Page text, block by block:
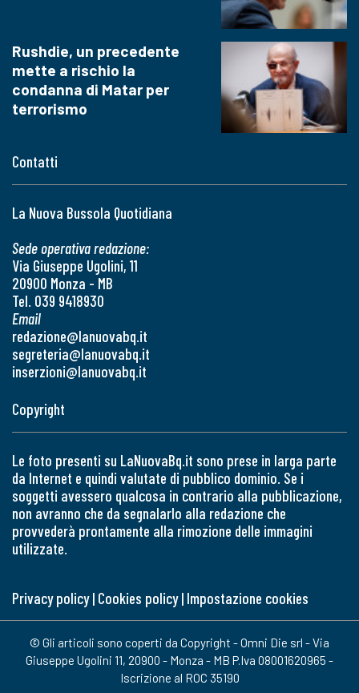
Contatti
La Nuova Bussola Quotidiana
Sede operativa redazione:
Via Giuseppe Ugolini, 11
20900 Monza - MB
Tel. 039 9418930
Email
redazione@lanuovabq.it
segreteria@lanuovabq.it
inserzioni@lanuovabq.it
Rushdie, un precedente
mette a rischio la
condanna di Matar per
terrorismo
Copyright
Le foto presenti su LaNuovaBq.it sono prese in larga parte
da Internet e quindi valutate di pubblico dominio. Se i
soggetti avessero qualcosa in contrario alla pubblicazione,
non avranno che da segnalarlo alla redazione che
provvederà prontamente alla rimozione delle immagini
utilizzate.
Privacy policy| Cookies policy| Impostazione cookies
© Gli articoli sono coperti da Copyright - Omni Die srl - Via
Giuseppe Ugolini 11, 20900 - Monza - MB P.Iva 08001620965 -
Iscrizione al ROC 35190